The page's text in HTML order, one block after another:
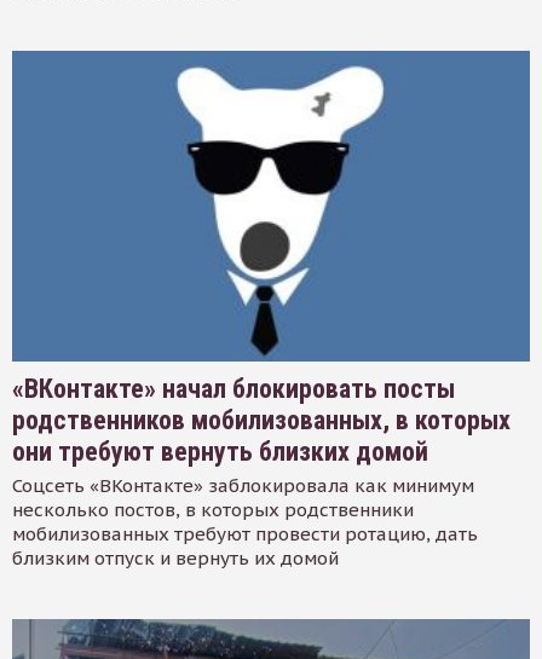
«ВКонтакте» начал блокировать посты
родственников мобилизованных, в которых
они требуют вернуть близких домой
Соцсеть «ВКонтакте» заблокировала как минимум
несколько постов, в которых родственники
мобилизованных требуют провести ротацию, дать
близким отпуск и вернуть их домой